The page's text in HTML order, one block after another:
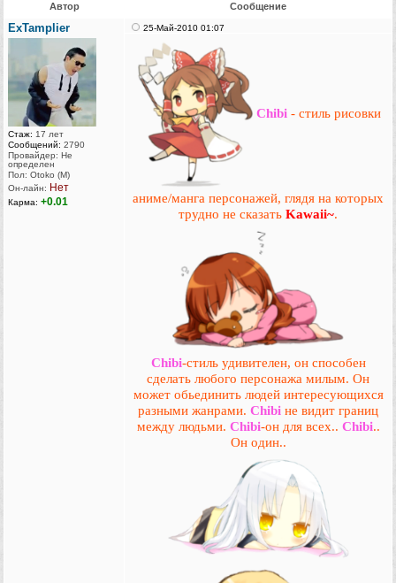
Автор Сообщение
ExTamplier
Стаж: 17 лет
Сообщений: 2790
Провайдер: Не
определен
Пол: Otoko (M)
Он-лайн: Нет
Карма: +0.01
25-Май-2010 01:07
Chibi - стиль рисовки
аниме/манга персонажей, глядя на которых
трудно не сказать Kawaii~.
Chibi-стиль удивителен, он способен
сделать любого персонажа милым. Он
может обьединить людей интересующихся
разными жанрами. Chibi не видит границ
между людьми. Chibi-он для всех.. Chibi..
Он один..